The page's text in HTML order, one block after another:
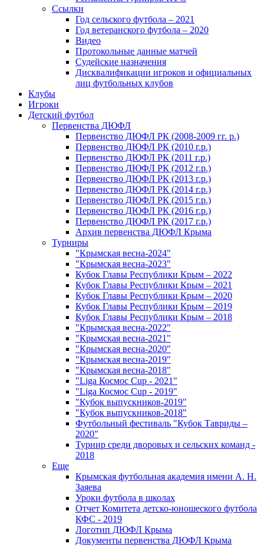
Ссылки
Год сельского футбола – 2021
Год ветеранского футбола – 2020
Видео
Протокольные данные матчей
Судейские назначения
Дисквалификации игроков и официальных
лиц футбольных клубов
Клубы
Игроки
Детский футбол
Первенства ДЮФЛ
Первенство ДЮФЛ РК (2008-2009 гг. р.)
Первенство ДЮФЛ РК (2010 г.р.)
Первенство ДЮФЛ РК (2011 г.р.)
Первенство ДЮФЛ РК (2012 г.р.)
Первенство ДЮФЛ РК (2013 г.р.)
Первенство ДЮФЛ РК (2014 г.р.)
Первенство ДЮФЛ РК (2015 г.р.)
Первенство ДЮФЛ РК (2016 г.р.)
Первенство ДЮФЛ РК (2017 г.р.)
Архив первенства ДЮФЛ Крыма
Турниры
"Крымская весна-2024"
"Крымская весна-2023"
Кубок Главы Республики Крым – 2022
Кубок Главы Республики Крым – 2021
Кубок Главы Республики Крым – 2020
Кубок Главы Республики Крым – 2019
Кубок Главы Республики Крым – 2018
"Крымская весна-2022"
"Крымская весна-2021"
"Крымская весна-2020"
"Крымская весна-2019"
"Крымская весна-2018"
"Liga Космос Cup - 2021"
"Liga Космос Cup - 2019"
"Кубок выпускников-2019"
"Кубок выпускников-2018"
Футбольный фестиваль "Кубок Тавриды –
2020"
Турнир среди дворовых и сельских команд -
2018
Еще
Крымская футбольная академия имени А. Н.
Заяева
Уроки футбола в школах
Отчет Комитета детско-юношеского футбола
КФС - 2019
Логотип ДЮФЛ Крыма
Документы первенства ДЮФЛ Крыма